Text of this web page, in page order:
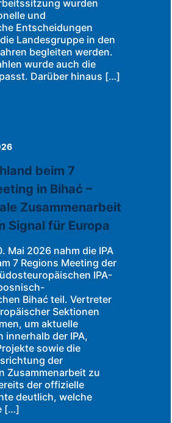
wurden
und
Entscheidungen
Landesgruppe in den
begleiten werden.
wurde auch die
Darüber hinaus […]
beim 7
in Bihać –
Zusammenarbeit
Signal für Europa
Mai 2026 nahm die IPA
7 Regions Meeting der
IPA-
Bihać teil. Vertreter
Sektionen
um aktuelle
innerhalb der IPA,
sowie die
der
Zusammenarbeit zu
der offizielle
deutlich, welche
[…]